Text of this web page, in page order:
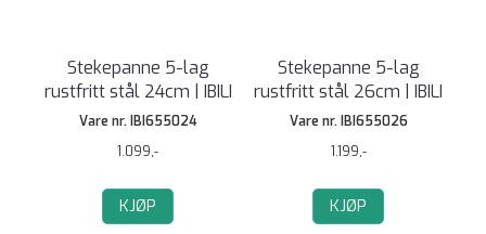
Stekepanne 5-lag
rustfritt stål 24cm | IBILI
Vare nr. IBI655024
1.099,-
KJØP
Stekepanne 5-lag
rustfritt stål 26cm | IBILI
Vare nr. IBI655026
1.199,-
KJØP